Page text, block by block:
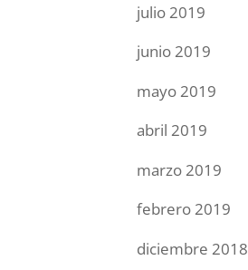
julio 2019
junio 2019
mayo 2019
abril 2019
marzo 2019
febrero 2019
diciembre 2018